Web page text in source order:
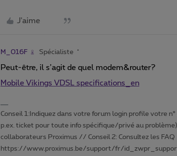
J'aime
M_016F Spécialiste
Peut-être, il s’agit de quel modem&router?
Mobile Vikings VDSL specifications_en
Conseil 1:Indiquez dans votre forum login profile votre
p.ex. ticket pour toute info spécifique/privé au
collaborateurs Proximus // Conseil 2: Consultez les FAQ
https://www.proximus.be/support/fr/